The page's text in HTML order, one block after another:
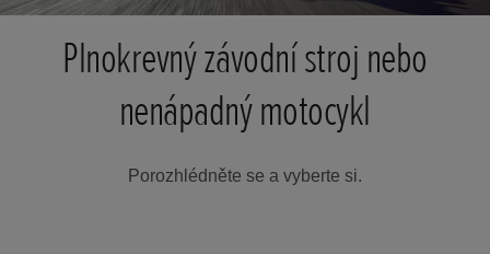
Plnokrevný závodní stroj nebo
nenápadný motocykl
Porozhlédněte se a vyberte si.